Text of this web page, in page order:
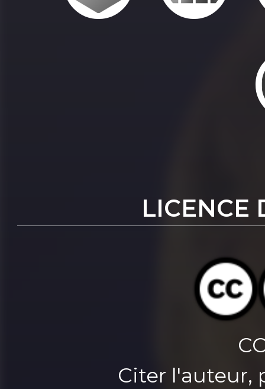
LICENCE
Citer l'auteur,